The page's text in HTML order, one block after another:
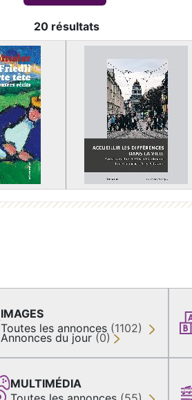
20 résultats
IMAGES
Toutes les annonces (1102)
Annonces du jour (0)
MULTIMÉDIA